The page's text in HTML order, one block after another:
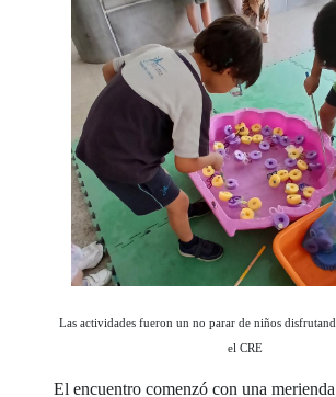
Las actividades fueron un no parar de niños
el CRE
El encuentro comenzó con una